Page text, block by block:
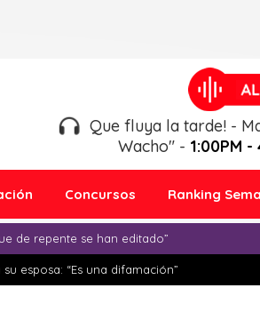
Que fluya la tarde! -
Wacho" - 1:00PM -
Concursos Ranking
de repente se han editado”
esposa: “Es una difamación”